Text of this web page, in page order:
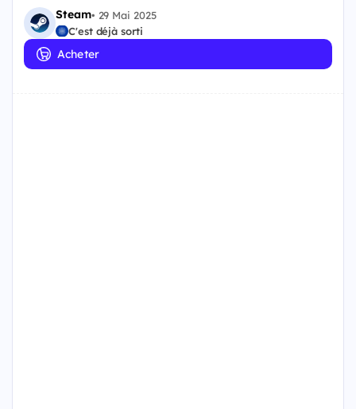
Steam• 29 Mai 2025
C'est déjà sorti
Acheter